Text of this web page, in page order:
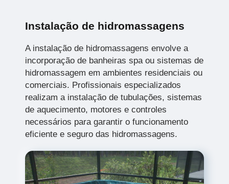
Instalação de hidromassagens
A instalação de hidromassagens envolve a
incorporação de banheiras spa ou sistemas de
hidromassagem em ambientes residenciais ou
comerciais. Profissionais especializados
realizam a instalação de tubulações, sistemas
de aquecimento, motores e controles
necessários para garantir o funcionamento
eficiente e seguro das hidromassagens.